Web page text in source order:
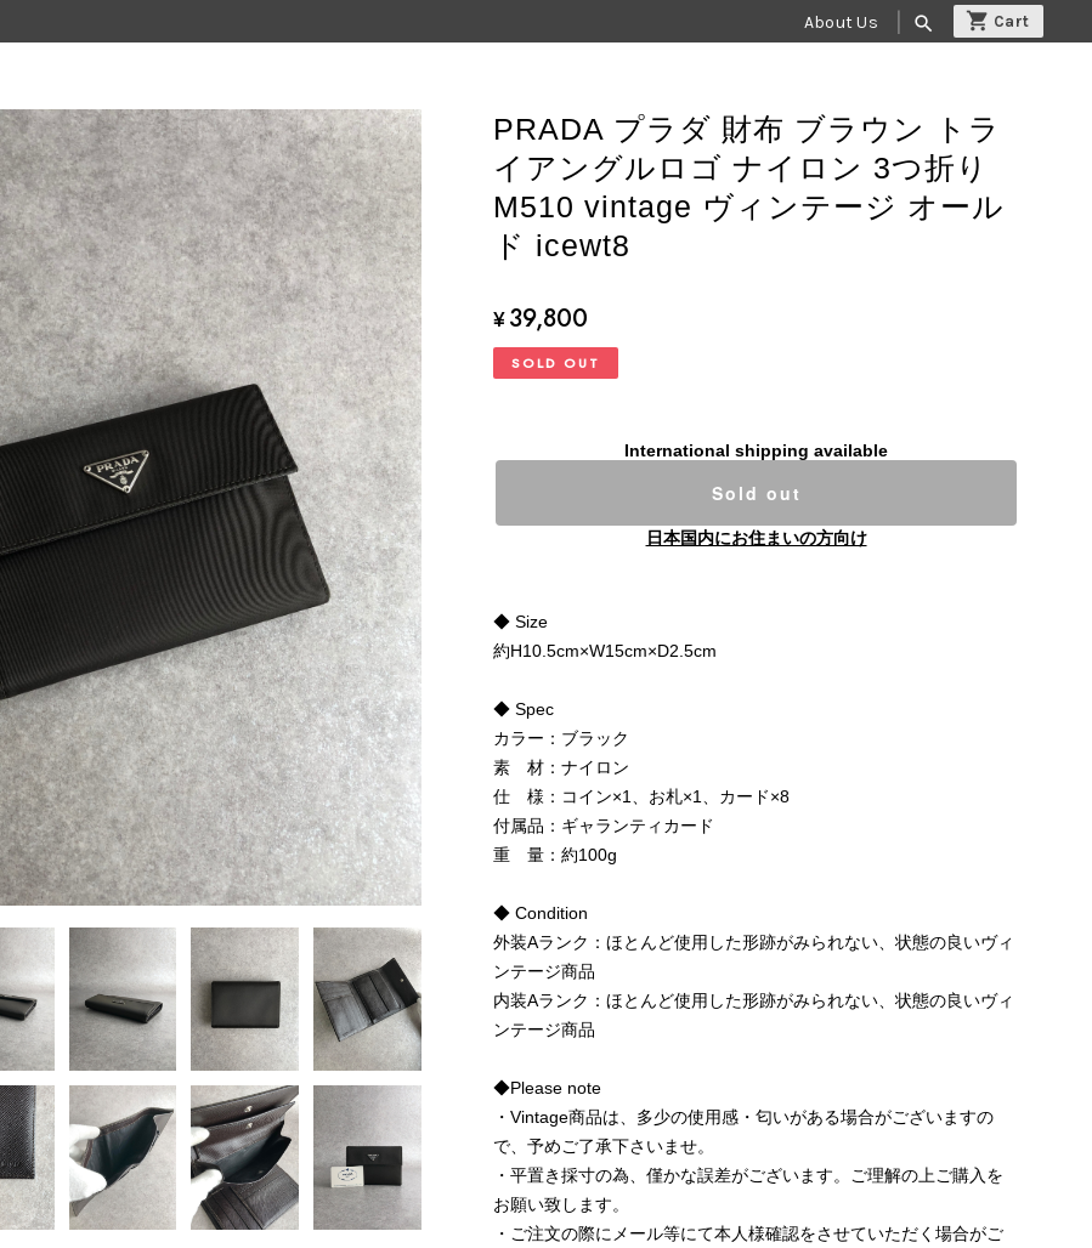
About Us search
PRADA プラダ 財布 ブラウン トラ
イアングルロゴ ナイロン 3つ折り
M510 vintage ヴィンテージ オール
ド icewt8
¥39,800
SOLD OUT
International shipping available
Sold out
日本国内にお住まいの方向け
◆ Size
約H10.5cm×W15cm×D2.5cm
◆ Spec
カラー：ブラック
素 材：ナイロン
仕 様：コイン×1、お札×1、カード×8
付属品：ギャランティカード
重 量：約100g
◆ Condition
外装Aランク：ほとんど使用した形跡がみられない、状態の良いヴィ
ンテージ商品
内装Aランク：ほとんど使用した形跡がみられない、状態の良いヴィ
ンテージ商品
◆Please note
・Vintage商品は、多少の使用感・匂いがある場合がございますの
で、予めご了承下さいませ。
・平置き採寸の為、僅かな誤差がございます。ご理解の上ご購入を
お願い致します。
・ご注文の際にメール等にて本人様確認をさせていただく場合がご